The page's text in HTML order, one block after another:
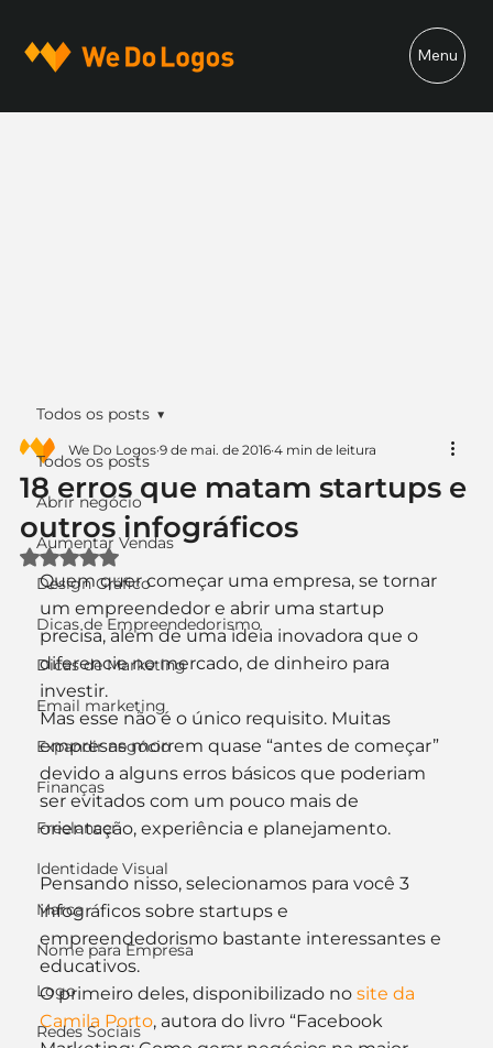
Menu
Todos os posts
Abrir negócio
Aumentar Vendas
Design Gráfico
Dicas de Empreendedorismo
Dicas de Marketing
Email marketing
Expandir negócio
Finanças
Freelancer
Identidade Visual
Marca
Nome para Empresa
Logo
Redes Sociais
Todos os posts
18 erros que matam startups e
outros infográficos
We Do Logos 9 de mai. de 2016 4 min de leitura
Avaliado com NaN de 5 estrelas.
Quem quer começar uma empresa, se tornar
um empreendedor e abrir uma startup
precisa, além de uma ideia inovadora que o
diferencie no mercado, de dinheiro para
investir.
Mas esse não é o único requisito. Muitas
empresas morrem quase “antes de começar”
devido a alguns erros básicos que poderiam
ser evitados com um pouco mais de
orientação, experiência e planejamento.
Pensando nisso, selecionamos para você 3
infográficos sobre startups e
empreendedorismo bastante interessantes e
educativos.
O primeiro deles, disponibilizado no site da
Camila Porto, autora do livro “Facebook